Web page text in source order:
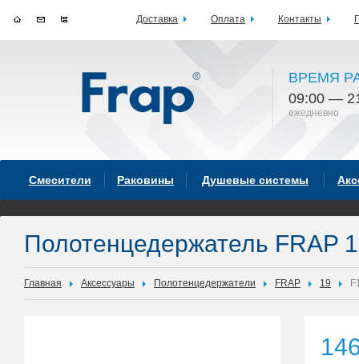
ВРЕМЯ
09:00 —
ежедневно
Смесители Раковины Душевые системы
Полотенцедержатель FRAP
Главная Аксессуары Полотенцедержатели FRAP 19
Доставка Оплата Контакты